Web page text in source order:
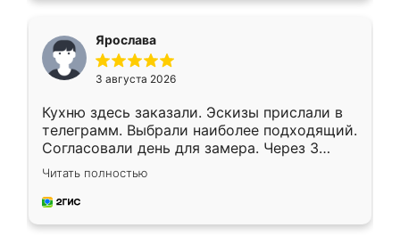
Ярослава
3 августа 2026
Кухню здесь заказали. Эскизы прислали в
телеграмм. Выбрали наиболее подходящий.
Согласовали день для замера. Через 3
недели кухня была уже готова. Остались
довольны работой. Спасибо Ренессанс
мебель за качественную работу!
Читать полностью